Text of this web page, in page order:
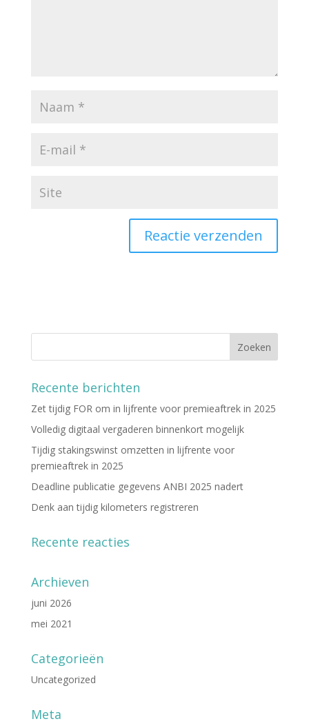
Recente berichten
Zet tijdig FOR om in lijfrente voor premieaftrek in 2025
Volledig digitaal vergaderen binnenkort mogelijk
Tijdig stakingswinst omzetten in lijfrente voor
premieaftrek in 2025
Deadline publicatie gegevens ANBI 2025 nadert
Denk aan tijdig kilometers registreren
Recente reacties
Archieven
juni 2026
mei 2021
Categorieën
Uncategorized
Meta